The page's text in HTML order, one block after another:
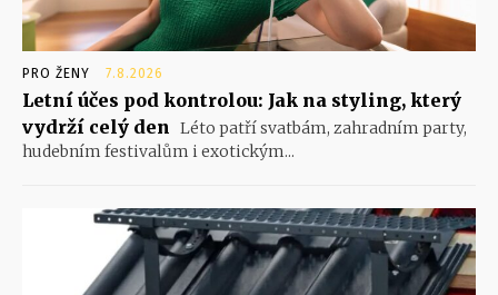
PRO ŽENY 7.8.2026
Letní účes pod kontrolou: Jak na styling, který
vydrží celý den
Léto patří svatbám, zahradním party,
hudebním festivalům i exotickým...